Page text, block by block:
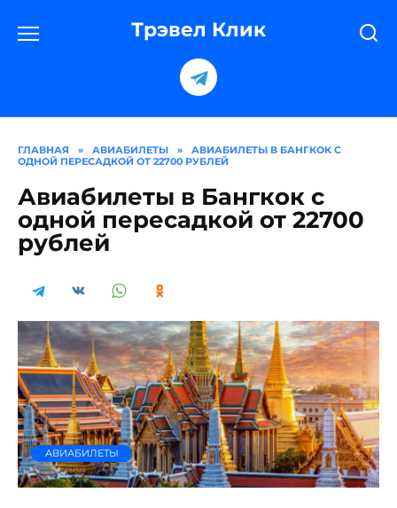
содержанию
Трэвел Клик
ГЛАВНАЯ » АВИАБИЛЕТЫ »
АВИАБИЛЕТЫ В БАНГКОК С
ОДНОЙ ПЕРЕСАДКОЙ ОТ 22700 РУБЛЕЙ
Авиабилеты в Бангкок с
одной пересадкой от 22700
рублей
АВИАБИЛЕТЫ